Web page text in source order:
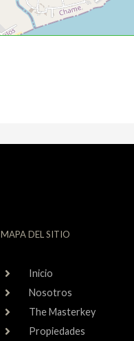
MAPA DEL SITIO
Inicio
Nosotros
The Masterkey
Propiedades